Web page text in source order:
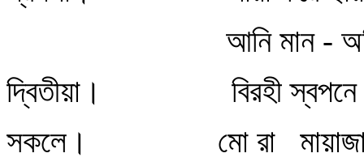
আনি মান -
দ্বিতীয়া। বিরহী স্বপনে
সকলে। মো রা মায়াজাল